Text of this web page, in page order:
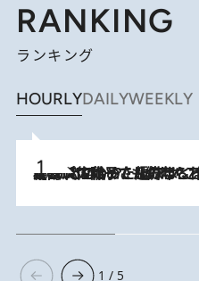
RANKING
ランキング
HOURLYDAILYWEEKLY
2026.8.5
【阿川佐和子さんの年とる力】なぜ70代で始めた趣味は“こんなに楽しい”のか？ ピアノ、俳句…スランプに陥っても続けられる“ある秘訣”とは
1 / 5